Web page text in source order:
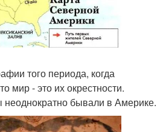
того периода, когда
мир - это их окрестности.
неоднократно бывали в Америке.